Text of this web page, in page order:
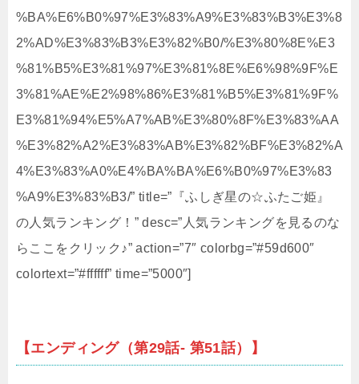
%BA%E6%B0%97%E3%83%A9%E3%83%B3%E3%8
2%AD%E3%83%B3%E3%82%B0/%E3%80%8E%E3
%81%B5%E3%81%97%E3%81%8E%E6%98%9F%E
3%81%AE%E2%98%86%E3%81%B5%E3%81%9F%
E3%81%94%E5%A7%AB%E3%80%8F%E3%83%AA
%E3%82%A2%E3%83%AB%E3%82%BF%E3%82%A
4%E3%83%A0%E4%BA%BA%E6%B0%97%E3%83
%A9%E3%83%B3/” title=”『ふしぎ星の☆ふたご姫』
の人気ランキング！” desc=”人気ランキングを見るのな
らここをクリック♪” action=”7″ colorbg=”#59d600″
colortext=”#ffffff” time=”5000″]
【エンディング（第29話- 第51話）】